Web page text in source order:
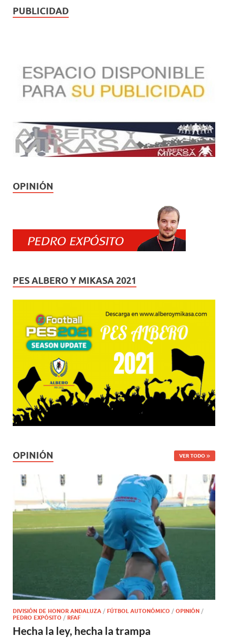
PUBLICIDAD
OPINIÓN
PES ALBERO Y MIKASA 2021
OPINIÓN VER TODO
DIVISIÓN DE HONOR ANDALUZA / FÚTBOL AUTONÓMICO / OPINIÓN /
PEDRO EXPÓSITO / RFAF
Hecha la ley, hecha la trampa